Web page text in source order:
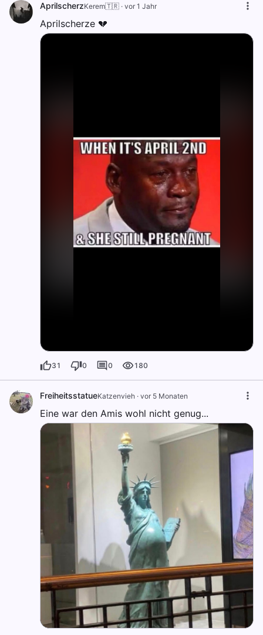
AprilscherzKerem🇹🇷 · vor 1 Jahr
Aprilscherze 💔
31 0 0 180
FreiheitsstatueKatzenvieh · vor 5 Monaten
Eine war den Amis wohl nicht genug...